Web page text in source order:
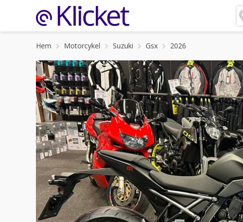
Hem Motorcykel Suzuki Gsx 2026